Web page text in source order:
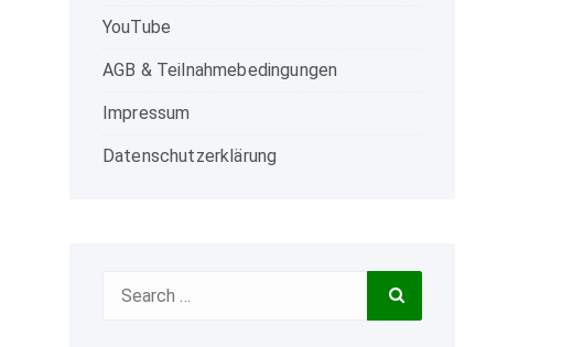
YouTube
AGB & Teilnahmebedingungen
Impressum
Datenschutzerklärung
Search
Search